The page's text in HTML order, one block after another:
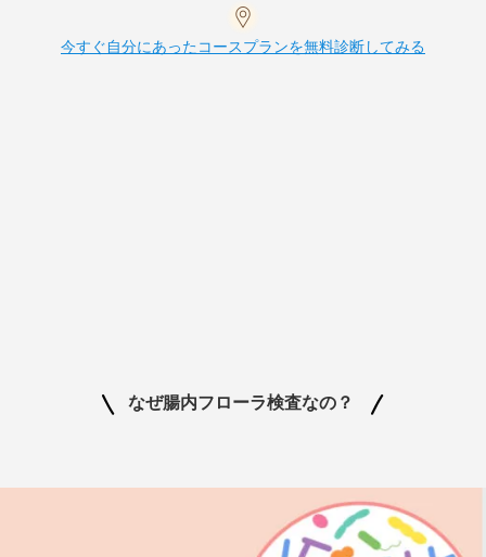
今すぐ自分にあったコースプランを無料診断してみる
なぜ腸内フローラ検査なの？